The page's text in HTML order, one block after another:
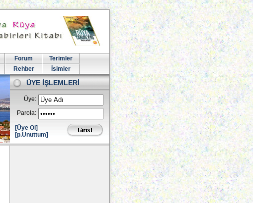
Forum
Terimler
Rehber İsimler
ÜYE İŞLEMLERİ
Üye:
Parola:
[Üye Ol]
[p.Unuttum]